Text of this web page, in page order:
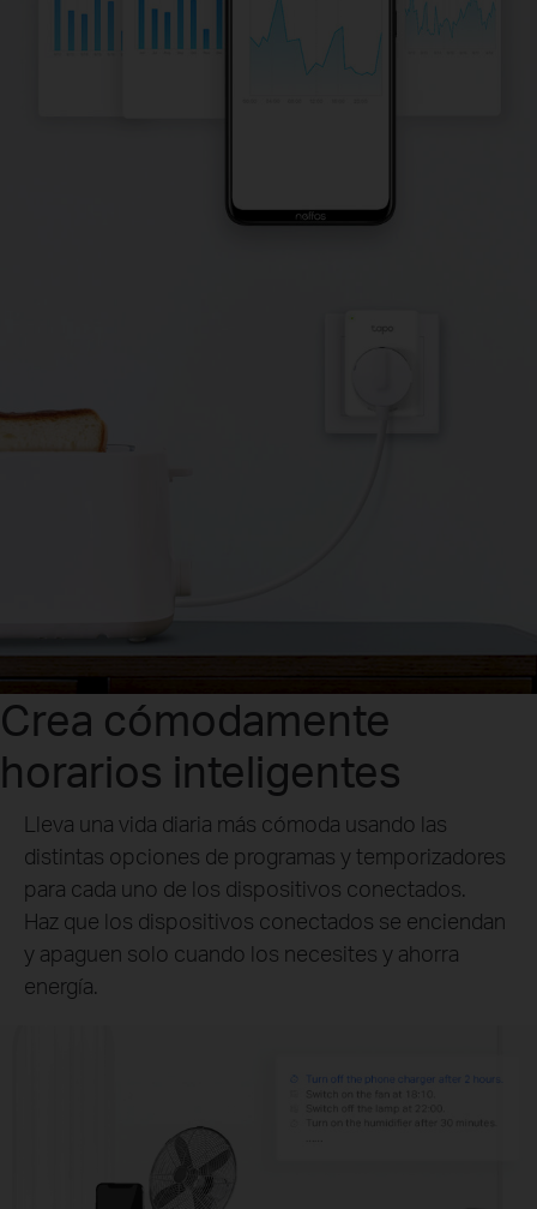
Crea cómodamente
horarios inteligentes
Lleva una vida diaria más cómoda usando las
distintas opciones de programas y temporizadores
para cada uno de los dispositivos conectados.
Haz que los dispositivos conectados se enciendan
y apaguen solo cuando los necesites y ahorra
energía.